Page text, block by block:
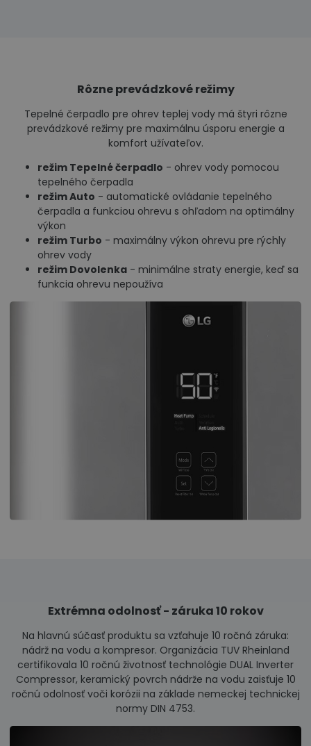
Rôzne prevádzkové režimy
Tepelné čerpadlo pre ohrev teplej vody má štyri rôzne
prevádzkové režimy pre maximálnu úsporu energie a
komfort užívateľov.
režim Tepelné čerpadlo - ohrev vody pomocou
tepelného čerpadla
režim Auto - automatické ovládanie tepelného
čerpadla a funkciou ohrevu s ohľadom na optimálny
výkon
režim Turbo - maximálny výkon ohrevu pre rýchly
ohrev vody
režim Dovolenka - minimálne straty energie, keď sa
funkcia ohrevu nepoužíva
Extrémna odolnosť - záruka 10 rokov
Na hlavnú súčasť produktu sa vzťahuje 10 ročná záruka:
nádrž na vodu a kompresor. Organizácia TUV Rheinland
certifikovala 10 ročnú životnosť technológie DUAL Inverter
Compressor, keramický povrch nádrže na vodu zaisťuje 10
ročnú odolnosť voči korózii na základe nemeckej technickej
normy DIN 4753.